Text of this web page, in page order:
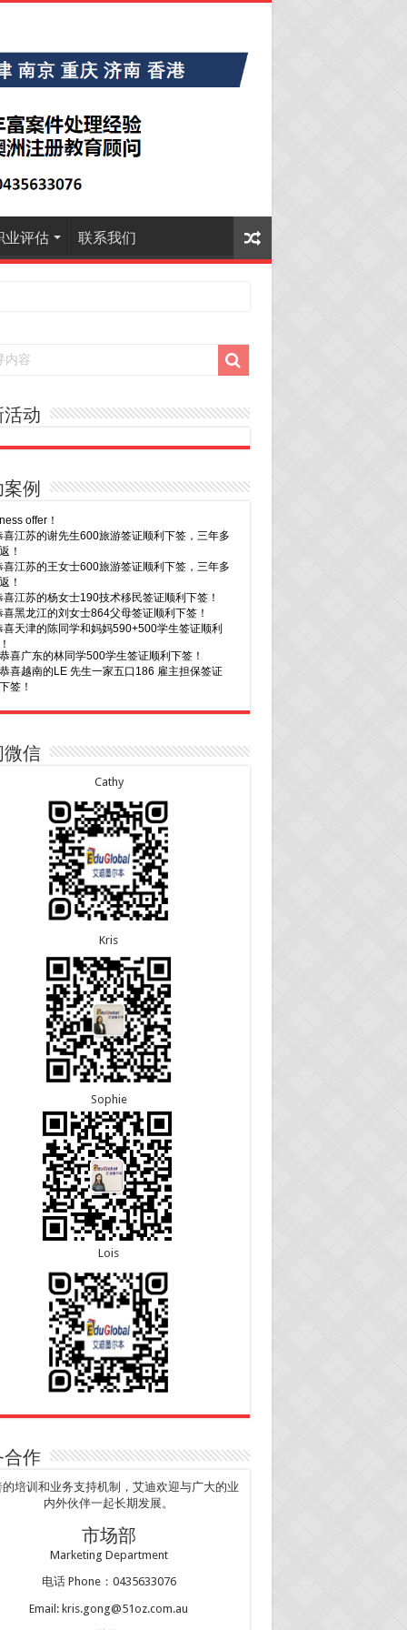
业评估 联系我们
活动
例
offer！
喜江苏的谢先生600旅游签证顺利下签，三年多
喜江苏的杨女士190技术移民签证顺利下签！
喜黑龙江的刘女士864父母签证顺利下签！
喜天津的陈同学和妈妈590+500学生签证顺利
喜广东的林同学500学生签证顺利下签！
喜越南的LE 先生一家五口186 雇主担保签证
签！
喜日本的Motegi女士485工作签证顺利下签！
喜山东的李先生189技术移民签证顺利下签！
喜辽宁的蔡同学500学生签证顺利下签！
喜山东的许同学顺利拿到莫纳什大学Bachelor
offer!
喜安徽的吴先生190技术移民签证顺利下签！
喜尼泊尔的Shrestha先生491州担保签证顺利
喜江苏的曹同学500学生签证顺利下签！
喜广东的邓同学500学生签证顺利下签！
喜广东的喻同学500学生签证顺利下签！
喜黑龙江的刘女士600旅游签证顺利下签，三年
喜北京的王先生和孩子600旅游签证顺利下签，
次往返！
微信
Cathy
Kris
Sophie
Lois
合作
培训和业务支持机制，艾迪欢迎与广大的业
内外伙伴一起长期发展。
市场部
Marketing Department
电话 Phone：0435633076
Email: kris.gong@51oz.com.au